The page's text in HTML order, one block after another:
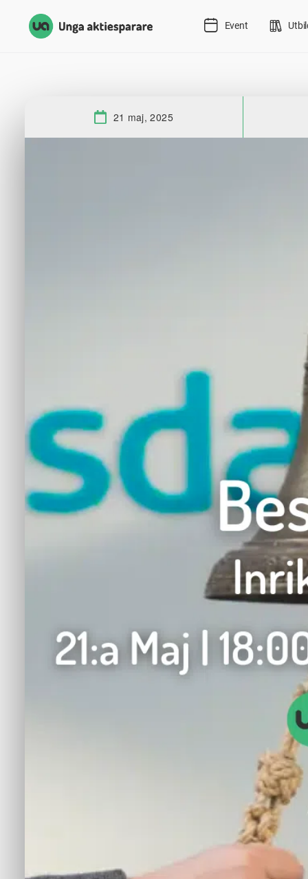
Event
Datum:
21 maj, 2025